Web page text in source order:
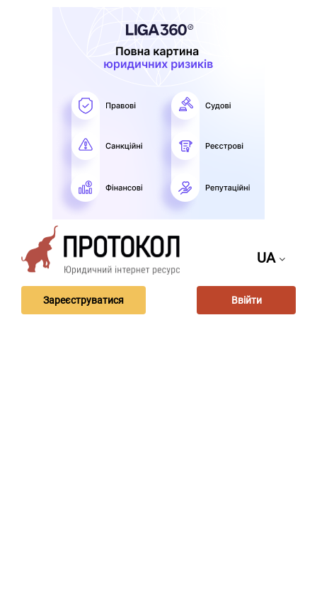
UA
Зареєструватися Ввійти